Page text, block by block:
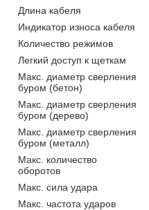
Длина кабеля
Индикатор износа кабеля
Количество режимов
Легкий доступ к щеткам
Макс. диаметр сверления
буром (бетон)
Макс. диаметр сверления
буром (дерево)
Макс. диаметр сверления
буром (металл)
Макс. количество
оборотов
Макс. сила удара
Макс. частота ударов